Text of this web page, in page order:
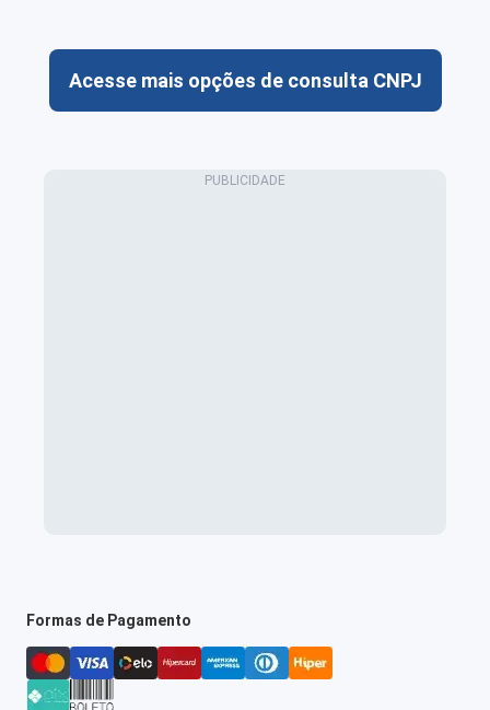
Acesse mais opções de consulta CNPJ
Formas de Pagamento